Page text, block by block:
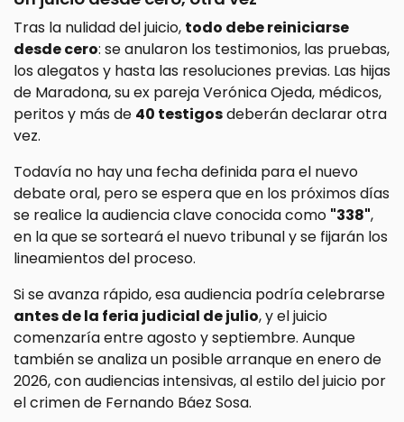
Tras la nulidad del juicio, todo debe reiniciarse
desde cero: se anularon los testimonios, las pruebas,
los alegatos y hasta las resoluciones previas. Las hijas
de Maradona, su ex pareja Verónica Ojeda, médicos,
peritos y más de 40 testigosdeberán declarar otra
vez.
Todavía no hay una fecha definida para el nuevo
debate oral, pero se espera que en los próximos días
se realice la audiencia clave conocida como "338",
en la que se sorteará el nuevo tribunal y se fijarán los
lineamientos del proceso.
Si se avanza rápido, esa audiencia podría celebrarse
antes de la feria judicial de julio, y el juicio
comenzaría entre agosto y septiembre. Aunque
también se analiza un posible arranque en enero de
2026, con audiencias intensivas, al estilo del juicio por
el crimen de Fernando Báez Sosa.